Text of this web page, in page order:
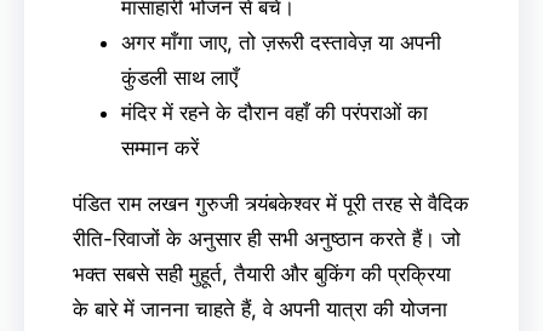
मांसाहारी भोजन से बचें।
अगर माँगा जाए, तो ज़रूरी दस्तावेज़ या अपनी
कुंडली साथ लाएँ
मंदिर में रहने के दौरान वहाँ की परंपराओं का
सम्मान करें
पंडित राम लखन गुरुजी त्र्यंबकेश्वर में पूरी तरह से वैदिक
रीति-रिवाजों के अनुसार ही सभी अनुष्ठान करते हैं। जो
भक्त सबसे सही मुहूर्त, तैयारी और बुकिंग की प्रक्रिया
के बारे में जानना चाहते हैं, वे अपनी यात्रा की योजना